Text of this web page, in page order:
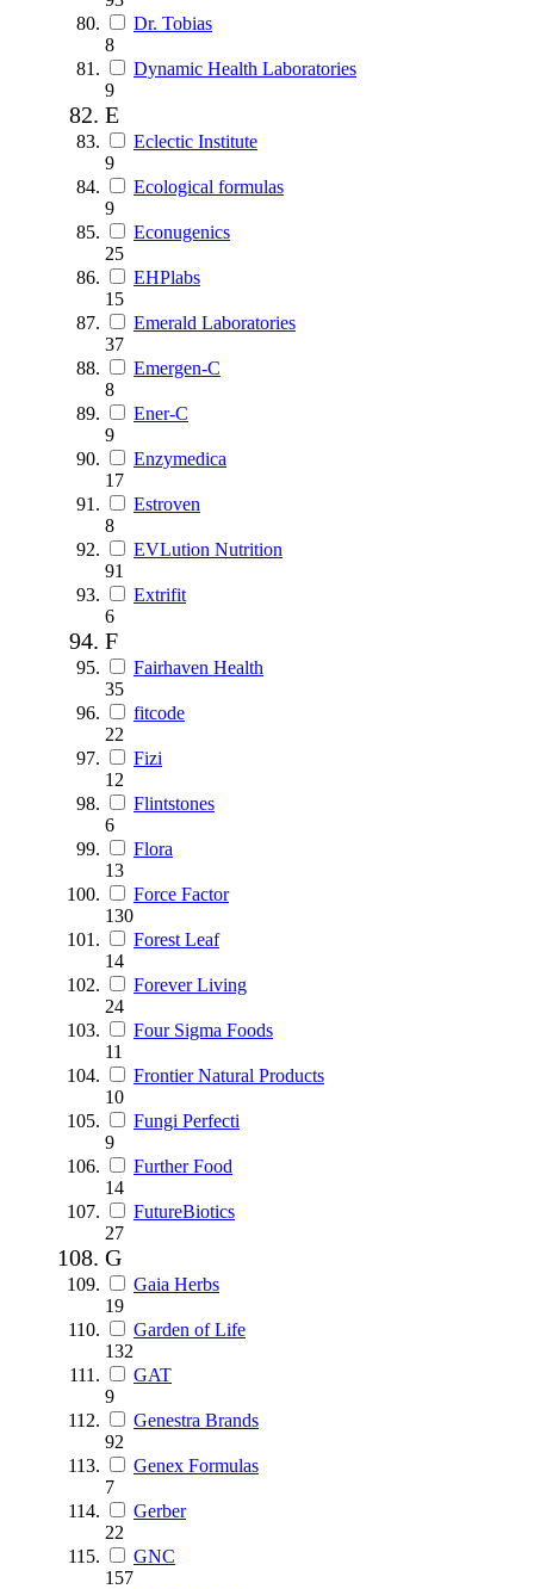
Dr. Tobias
8
Dynamic Health Laboratories
9
E
Eclectic Institute
9
Ecological formulas
9
Econugenics
25
EHPlabs
15
Emerald Laboratories
37
Emergen-C
8
Ener-C
9
Enzymedica
17
Estroven
8
EVLution Nutrition
91
Extrifit
6
F
Fairhaven Health
35
fitcode
22
Fizi
12
Flintstones
6
Flora
13
Force Factor
130
Forest Leaf
14
Forever Living
24
Four Sigma Foods
11
Frontier Natural Products
10
Fungi Perfecti
9
Further Food
14
FutureBiotics
27
G
Gaia Herbs
19
Garden of Life
132
GAT
9
Genestra Brands
92
Genex Formulas
7
Gerber
22
GNC
157